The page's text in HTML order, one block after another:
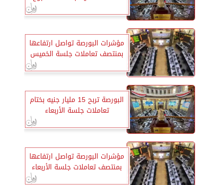
مؤشرات البورصة تواصل ارتفاعها
بمنتصف تعاملات جلسة الخميس
البورصة تربح 15 مليار جنيه بختام
تعاملات جلسة الأربعاء
مؤشرات البورصة تواصل ارتفاعها
بمنتصف تعاملات جلسة الأربعاء